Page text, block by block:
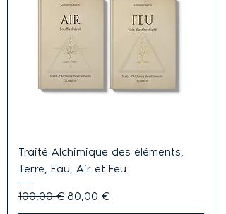
Traité Alchimique des éléments,
Terre, Eau, Air et Feu
Prix original
100,00 € Prix promotionnel
80,00 €